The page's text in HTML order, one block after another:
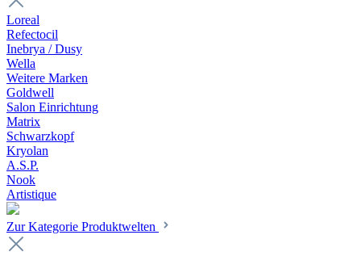
Loreal
Refectocil
Inebrya / Dusy
Wella
Weitere Marken
Goldwell
Salon Einrichtung
Matrix
Schwarzkopf
Kryolan
A.S.P.
Nook
Artistique
Zur Kategorie Produktwelten